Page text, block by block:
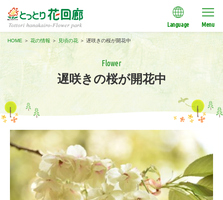
Language Menu
HOME ＞花の情報 ＞ 見頃の花 ＞ 遅咲きの桜が開花中
Flower
遅咲きの桜が開花中